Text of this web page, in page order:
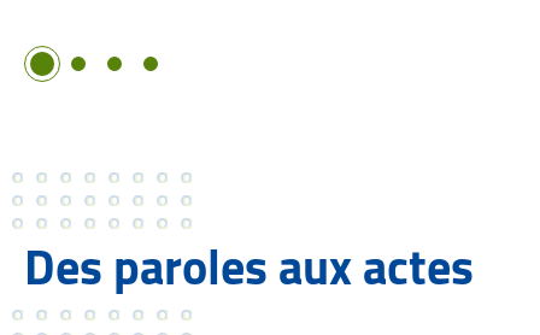
Image 1Image 2Image 3Image 4
Des paroles aux actes